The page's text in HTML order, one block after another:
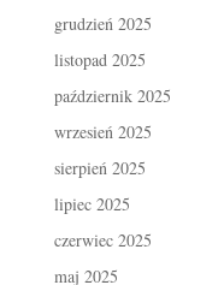
grudzień 2025
listopad 2025
październik 2025
wrzesień 2025
sierpień 2025
lipiec 2025
czerwiec 2025
maj 2025